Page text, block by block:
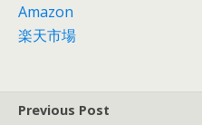
Amazon
楽天市場
Previous Post